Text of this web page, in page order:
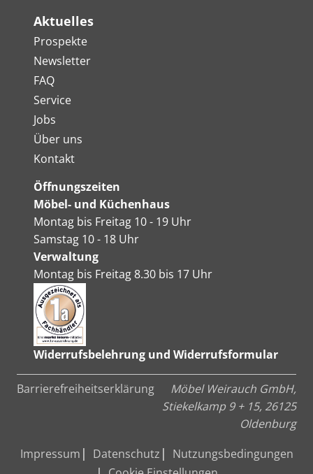
Aktuelles
Prospekte
Newsletter
FAQ
Service
Jobs
Über uns
Kontakt
Öffnungszeiten
Möbel- und Küchenhaus
Montag bis Freitag 10 - 19 Uhr
Samstag 10 - 18 Uhr
Verwaltung
Montag bis Freitag 8.30 bis 17 Uhr
Widerrufsbelehrung und Widerrufsformular
Barrierefreiheitserklärung
Möbel Weirauch GmbH,
Stiekelkamp 9 + 15, 26125
Oldenburg
Impressum
Datenschutz
Nutzungsbedingungen